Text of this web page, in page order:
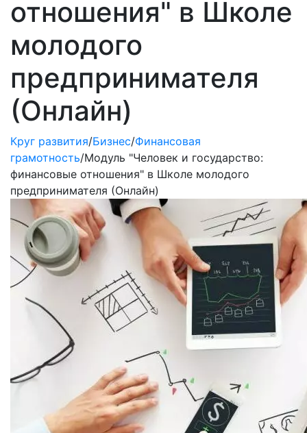
отношения" в Школе
молодого
предпринимателя
(Онлайн)
Круг развития/Бизнес/Финансовая
грамотность/Модуль "Человек и государство:
финансовые отношения" в Школе молодого
предпринимателя (Онлайн)